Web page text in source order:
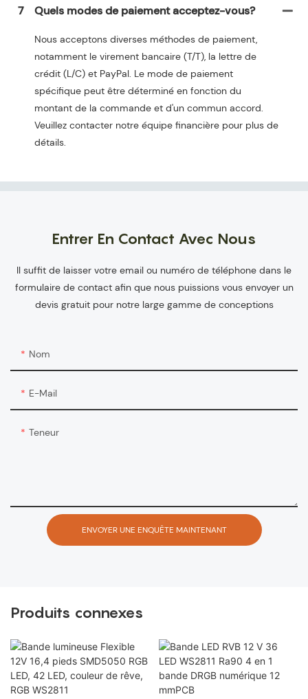
7 Quels modes de paiement acceptez-vous?
Nous acceptons diverses méthodes de paiement,
notamment le virement bancaire (T/T), la lettre de
crédit (L/C) et PayPal. Le mode de paiement
spécifique peut être déterminé en fonction du
montant de la commande et d'un commun accord.
Veuillez contacter notre équipe financière pour plus de
détails.
Entrer En Contact Avec Nous
Il suffit de laisser votre email ou numéro de téléphone dans le
formulaire de contact afin que nous puissions vous envoyer un
devis gratuit pour notre large gamme de conceptions
Nom
E-Mail
Teneur
ENVOYER UNE ENQUÊTE MAINTENANT
Produits connexes